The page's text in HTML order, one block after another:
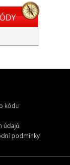
kódu
údajů
podmínky